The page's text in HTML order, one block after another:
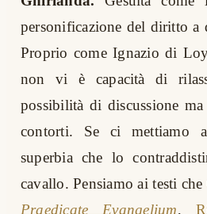
personificazione del diritto a
Proprio come Ignazio di
non vi è capacità di
possibilità di discussione
contorti. Se ci mettiamo
superbia che lo
cavallo. Pensiamo ai testi
Praedicate Evangelium,